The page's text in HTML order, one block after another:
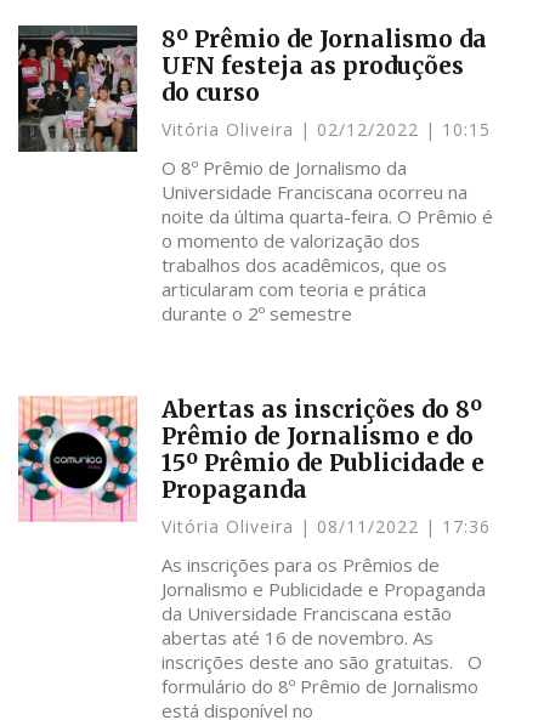
8º Prêmio de Jornalismo da
UFN festeja as produções
do curso
Vitória Oliveira 02/12/2022 10:15
O 8º Prêmio de Jornalismo da
Universidade Franciscana ocorreu na
noite da última quarta-feira. O Prêmio é
o momento de valorização dos
trabalhos dos acadêmicos, que os
articularam com teoria e prática
durante o 2º semestre
Abertas as inscrições do 8º
Prêmio de Jornalismo e do
15º Prêmio de Publicidade e
Propaganda
Vitória Oliveira 08/11/2022 17:36
As inscrições para os Prêmios de
Jornalismo e Publicidade e Propaganda
da Universidade Franciscana estão
abertas até 16 de novembro. As
inscrições deste ano são gratuitas. O
formulário do 8º Prêmio de Jornalismo
está disponível no